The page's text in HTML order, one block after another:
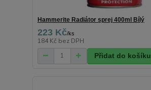
Hammerite Radiátor sprej 400ml Bílý
223 Kč/ks
184 Kč bez DPH
Přidat do košíku